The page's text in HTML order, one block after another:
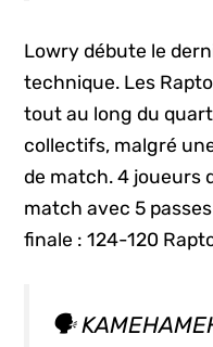
Lowry débute le
technique. Les
tout au long du
collectifs, malgré
de match. 4 joueurs
match avec 5
finale : 124-120
🗣